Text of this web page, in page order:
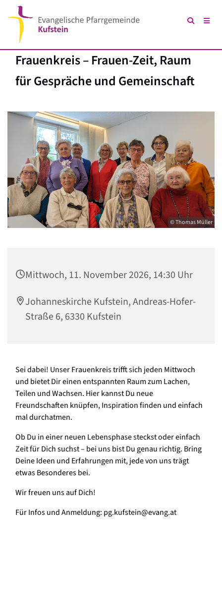
Frauenkreis – Frauen-Zeit, Raum
für Gespräche und Gemeinschaft
© Thomas Müller
Mittwoch, 11. November 2026, 14:30 Uhr
Johanneskirche Kufstein, Andreas-Hofer-
Straße 6, 6330 Kufstein
Sei dabei! Unser Frauenkreis trifft sich jeden Mittwoch
und bietet Dir einen entspannten Raum zum Lachen,
Teilen und Wachsen. Hier kannst Du neue
Freundschaften knüpfen, Inspiration finden und einfach
mal durchatmen.
Ob Du in einer neuen Lebensphase steckst oder einfach
Zeit für Dich suchst – bei uns bist Du genau richtig. Bring
Deine Ideen und Erfahrungen mit, jede von uns trägt
etwas Besonderes bei.
Wir freuen uns auf Dich!
Für Infos und Anmeldung: pg.kufstein@evang.at